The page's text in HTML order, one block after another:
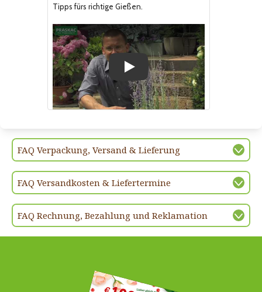
Tipps fürs richtige Gießen.
FAQ Verpackung, Versand & Lieferung
FAQ Versandkosten & Liefertermine
FAQ Rechnung, Bezahlung und Reklamation